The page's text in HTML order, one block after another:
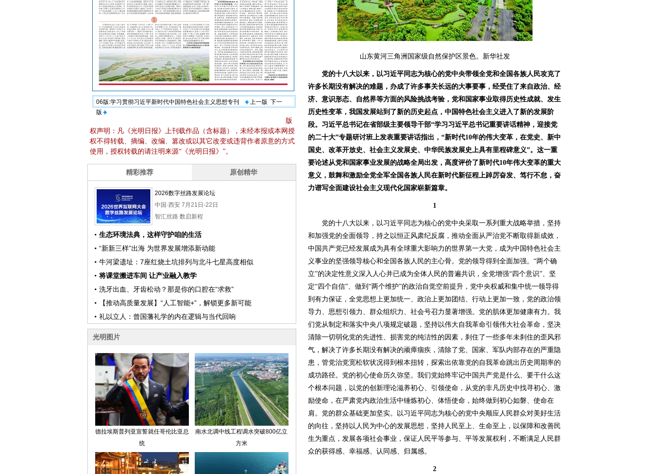
06版:学习贯彻习近平新时代中国特色社会主义思想专刊 上一版 下一
版
版
权声明：凡《光明日报》上刊载作品（含标题），未经本报或本网授
权不得转载、摘编、改编、篡改或以其它改变或违背作者原意的方式
使用，授权转载的请注明来源“《光明日报》”。
山东黄河三角洲国家级自然保护区景色。新华社发
党的十八大以来，以习近平同志为核心的党中央带领全党和全国各族人民攻克了
许多长期没有解决的难题，办成了许多事关长远的大事要事，经受住了来自政治、经
济、意识形态、自然界等方面的风险挑战考验，党和国家事业取得历史性成就、发生
历史性变革，我国发展站到了新的历史起点，中国特色社会主义进入了新的发展阶
段。习近平总书记在省部级主要领导干部“学习习近平总书记重要讲话精神，迎接党
的二十大”专题研讨班上发表重要讲话指出，“新时代10年的伟大变革，在党史、新中
国史、改革开放史、社会主义发展史、中华民族发展史上具有里程碑意义”。这一重
要论述从党和国家事业发展的战略全局出发，高度评价了新时代10年伟大变革的重大
意义，鼓舞和激励全党全军全国各族人民在新时代新征程上踔厉奋发、笃行不怠，奋
力谱写全面建设社会主义现代化国家崭新篇章。
1
党的十八大以来，以习近平同志为核心的党中央采取一系列重大战略举措，坚持
和加强党的全面领导，持之以恒正风肃纪反腐，推动全面从严治党不断取得新成效，
中国共产党已经发展成为具有全球重大影响力的世界第一大党，成为中国特色社会主
义事业的坚强领导核心和全国各族人民的主心骨。党的领导得到全面加强。“两个确
立”的决定性意义深入人心并已成为全体人民的普遍共识，全党增强“四个意识”、坚
定“四个自信”、做到“两个维护”的政治自觉空前提升，党中央权威和集中统一领导得
到有力保证，全党思想上更加统一、政治上更加团结、行动上更加一致，党的政治领
导力、思想引领力、群众组织力、社会号召力显著增强。党的肌体更加健康有力。我
们党从制定和落实中央八项规定破题，坚持以伟大自我革命引领伟大社会革命，坚决
清除一切弱化党的先进性、损害党的纯洁性的因素，刹住了一些多年未刹住的歪风邪
气，解决了许多长期没有解决的顽瘴痼疾，清除了党、国家、军队内部存在的严重隐
患，管党治党宽松软状况得到根本扭转，探索出依靠党的自我革命跳出历史周期率的
成功路径。党的初心使命历久弥坚。我们党始终牢记中国共产党是什么、要干什么这
个根本问题，以党的创新理论滋养初心、引领使命，从党的非凡历史中找寻初心、激
励使命，在严肃党内政治生活中锤炼初心、体悟使命，始终做到初心如磐、使命在
肩。党的群众基础更加坚实。以习近平同志为核心的党中央顺应人民群众对美好生活
的向往，坚持以人民为中心的发展思想，坚持人民至上、生命至上，以保障和改善民
生为重点，发展各项社会事业，保证人民平等参与、平等发展权利，不断满足人民群
众的获得感、幸福感、认同感、归属感。
2